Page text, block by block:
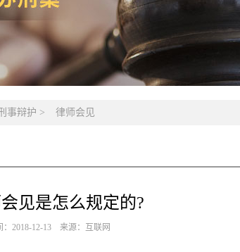
事辩护 > 律师会见
见是怎么规定的?
2018-12-13 来源：互联网